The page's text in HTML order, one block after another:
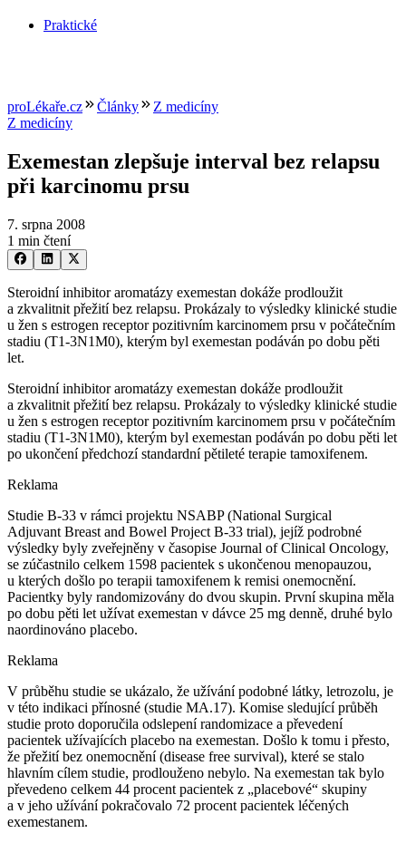
Praktické
proLékaře.cz Články
Z medicíny
Z medicíny
Exemestan zlepšuje interval bez relapsu
při karcinomu prsu
7. srpna 2008
1 min čtení
Steroidní inhibitor aromatázy exemestan dokáže prodloužit
a zkvalitnit přežití bez relapsu. Prokázaly to výsledky klinické studie
u žen s estrogen receptor pozitivním karcinomem prsu v počátečním
stadiu (T1-3N1M0), kterým byl exemestan podáván po dobu pěti
let.
Steroidní inhibitor aromatázy exemestan dokáže prodloužit
a zkvalitnit přežití bez relapsu. Prokázaly to výsledky klinické studie
u žen s estrogen receptor pozitivním karcinomem prsu v počátečním
stadiu (T1-3N1M0), kterým byl exemestan podáván po dobu pěti let
po ukončení předchozí standardní pětileté terapie tamoxifenem.
Reklama
Studie B-33 v rámci projektu NSABP (National Surgical
Adjuvant Breast and Bowel Project B-33 trial), jejíž podrobné
výsledky byly zveřejněny v časopise Journal of Clinical Oncology,
se zúčastnilo celkem 1598 pacientek s ukončenou menopauzou,
u kterých došlo po terapii tamoxifenem k remisi onemocnění.
Pacientky byly randomizovány do dvou skupin. První skupina měla
po dobu pěti let užívat exemestan v dávce 25 mg denně, druhé bylo
naordinováno placebo.
Reklama
V průběhu studie se ukázalo, že užívání podobné látky, letrozolu, je
v této indikaci přínosné (studie MA.17). Komise sledující průběh
studie proto doporučila odslepení randomizace a převedení
pacientek užívajících placebo na exemestan. Došlo k tomu i přesto,
že přežití bez onemocnění (disease free survival), které se stalo
hlavním cílem studie, prodlouženo nebylo. Na exemestan tak bylo
převedeno celkem 44 procent pacientek z „placebové“ skupiny
a v jeho užívání pokračovalo 72 procent pacientek léčených
exemestanem.